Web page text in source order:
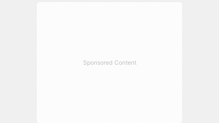
Sponsored Content